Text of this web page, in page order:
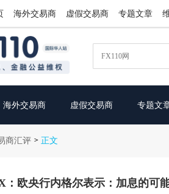
海外交易商 虚假交易商 专题文章
海外交易商 虚假交易商 专题文
商汇评 > 正文
：欧央行内格尔表示：加息的可